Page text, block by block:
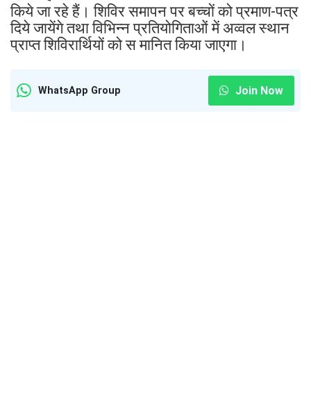
किये जा रहे हैं। शिविर समापन पर बच्चों को प्रमाण-पत्र
दिये जायेंगे तथा विभिन्न प्रतियोगिताओं में अव्वल स्थान
प्राप्त शिविरार्थियों को स मानित किया जाएगा।
WhatsApp Group Join Now